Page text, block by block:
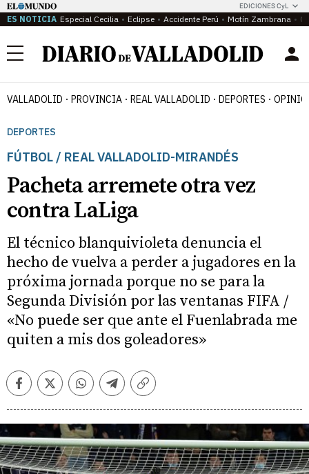
EDICIONES CyL
ES NOTICIA Especial Cecilia Eclipse Accidente Perú Motín Zambrana
Menú
VALLADOLID PROVINCIA REAL VALLADOLID DEPORTES
DEPORTES
FÚTBOL / REAL VALLADOLID-MIRANDÉS
Pacheta arremete otra vez
contra LaLiga
El técnico blanquivioleta denuncia el
hecho de vuelva a perder a jugadores en la
próxima jornada porque no se para la
Segunda División por las ventanas FIFA /
«No puede ser que ante el Fuenlabrada me
quiten a mis dos goleadores»
FacebookTwitterWhatsappTelegramCopiar